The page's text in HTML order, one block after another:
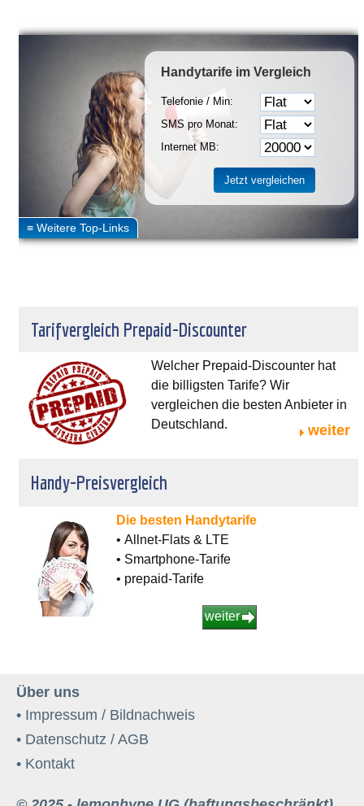
Handytarife im Vergleich
Telefonie / Min:
SMS pro Monat:
Internet MB:
Tarifvergleich Prepaid-Discounter
Welcher Prepaid-Discounter hat
die billigsten Tarife? Wir
vergleichen die besten Anbieter in
Deutschland.
weiter
Handy-Preisvergleich
Die besten Handytarife
• Allnet-Flats & LTE
• Smartphone-Tarife
• prepaid-Tarife
weiter
Über uns
• Impressum / Bildnachweis
• Datenschutz / AGB
• Kontakt